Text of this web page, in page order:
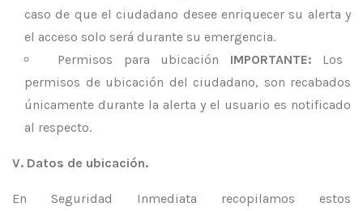
caso de que el ciudadano desee enriquecer su alerta y
el acceso solo será durante su emergencia.
Permisos para ubicación IMPORTANTE: Los
permisos de ubicación del ciudadano, son recabados
únicamente durante la alerta y el usuario es notificado
al respecto.
V. Datos de ubicación.
En Seguridad Inmediata recopilamos estos